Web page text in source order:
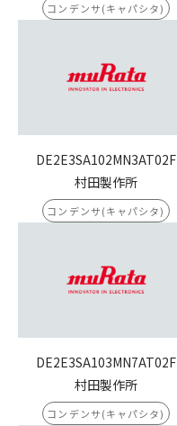
コンデンサ(キャパシタ)
DE2E3SA102MN3AT02F
村田製作所
コンデンサ(キャパシタ)
DE2E3SA103MN7AT02F
村田製作所
コンデンサ(キャパシタ)